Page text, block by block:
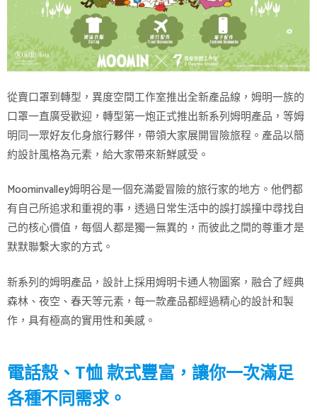
從賣口罩到轉型，異度空間工作室推出全新產品線，姆明一族的
口罩一直廣受歡迎，轉型第一炮正式推出新系列姆明產品，等姆
明同一眾好友化身旅行夥伴，帶領大家展開冒險旅程。產品以簡
約設計風格為元素，給大家帶來新鮮感受。
Moominvalley姆明谷是一個充滿愛冒險的旅行家的地方。他們都
有自己所追求和重視的事，透過日常生活中的誤打誤撞中尋找自
己的核心價值，每個人都是獨一無異的，而彼此之間的尊重才是
默默聯繫大家的方式。
新系列的姆明產品，設計上採用姆明卡通人物圖案，融合了經典
森林、夜空、春天等元素，每一款產品都經過精心的設計和製
作，具有極高的實用性和美感。
電話殼、T恤 款式豐富，讓你一次滿足
各種不同需求。